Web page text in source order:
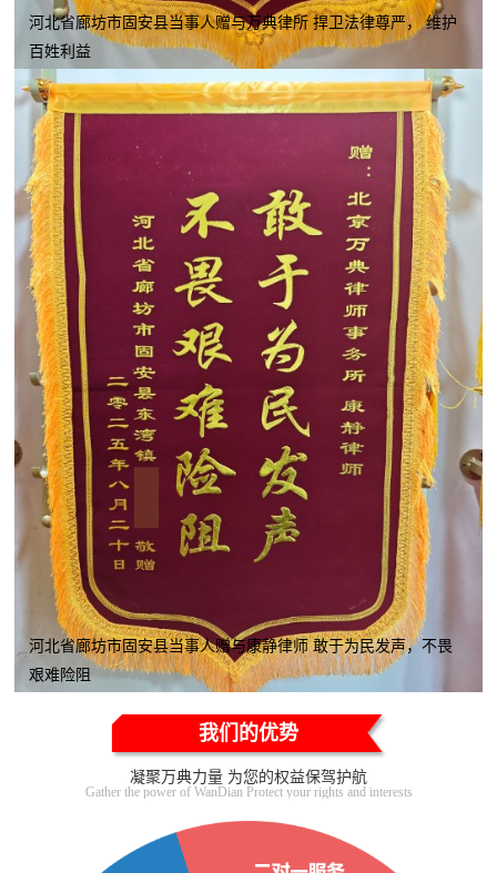
河北省廊坊市固安县当事人赠与万典律所 捍卫法律尊严， 维护
百姓利益
河北省廊坊市固安县当事人赠与康静律师 敢于为民发声，不畏
艰难险阻
我们的优势
凝聚万典力量 为您的权益保驾护航
Gather the power of WanDian Protect your rights and interests